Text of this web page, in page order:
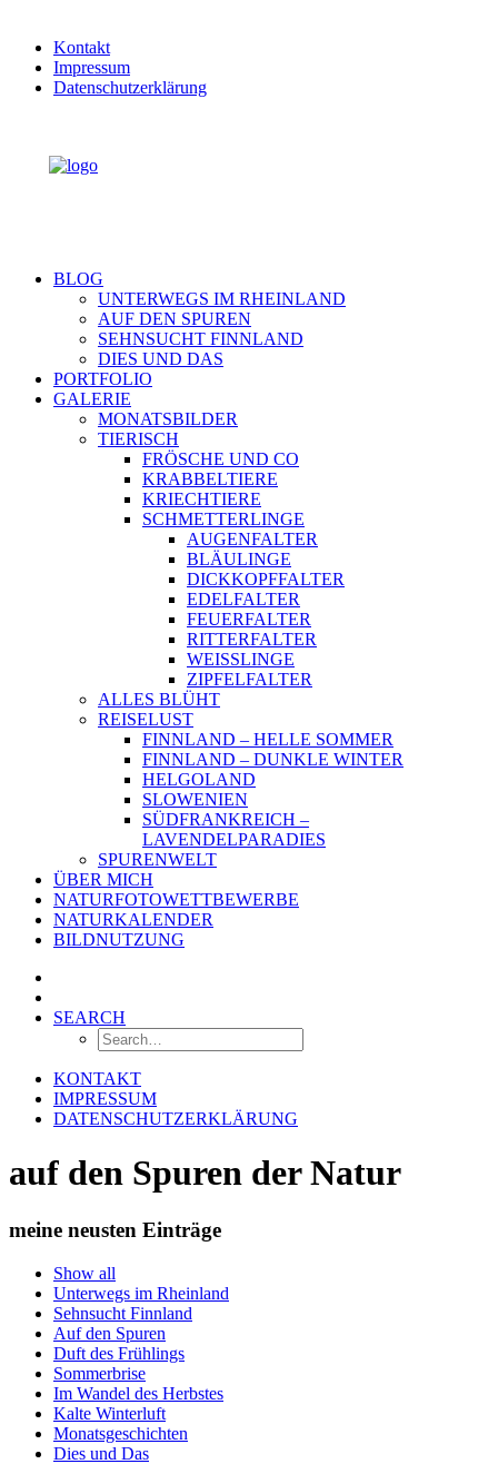
Kontakt
Impressum
Datenschutzerklärung
BLOG
UNTERWEGS IM RHEINLAND
AUF DEN SPUREN
SEHNSUCHT FINNLAND
DIES UND DAS
PORTFOLIO
GALERIE
MONATSBILDER
TIERISCH
FRÖSCHE UND CO
KRABBELTIERE
KRIECHTIERE
SCHMETTERLINGE
AUGENFALTER
BLÄULINGE
DICKKOPFFALTER
EDELFALTER
FEUERFALTER
RITTERFALTER
WEISSLINGE
ZIPFELFALTER
ALLES BLÜHT
REISELUST
FINNLAND – HELLE SOMMER
FINNLAND – DUNKLE WINTER
HELGOLAND
SLOWENIEN
SÜDFRANKREICH –
LAVENDELPARADIES
SPURENWELT
ÜBER MICH
NATURFOTOWETTBEWERBE
NATURKALENDER
BILDNUTZUNG
SEARCH
KONTAKT
IMPRESSUM
DATENSCHUTZERKLÄRUNG
auf den Spuren der Natur
meine neusten Einträge
Show all
Unterwegs im Rheinland
Sehnsucht Finnland
Auf den Spuren
Duft des Frühlings
Sommerbrise
Im Wandel des Herbstes
Kalte Winterluft
Monatsgeschichten
Dies und Das